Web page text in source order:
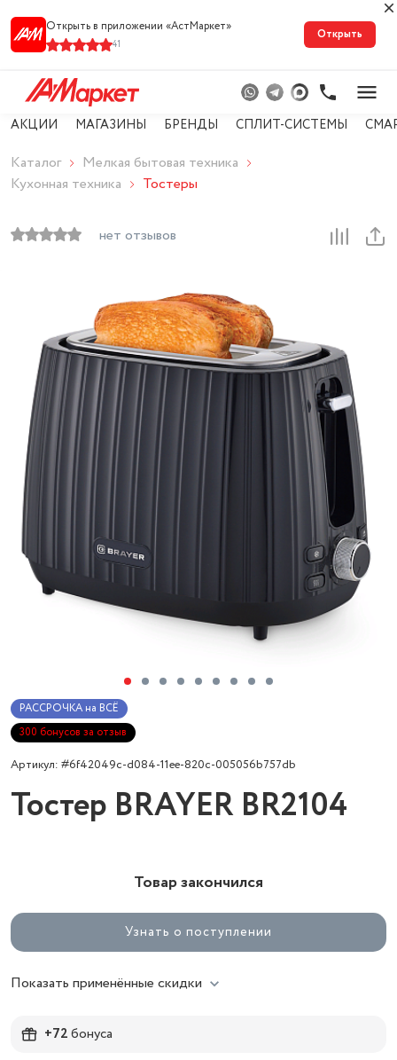
Открыть в приложении «АстМарке‪т‬»
41
Открыть
АКЦИИ МАГАЗИНЫ БРЕНДЫ СПЛИТ-СИСТЕМЫ
Каталог
Мелкая бытовая техника
Кухонная техника
Тостеры
нет отзывов
РАССРОЧКА на ВСЁ
300 бонусов за отзыв
Артикул: #6f42049c-d084-11ee-820c-005056b757db
Тостер BRAYER BR2104
Товар закончился
Узнать о поступлении
Показать применённые скидки
+72бонуса